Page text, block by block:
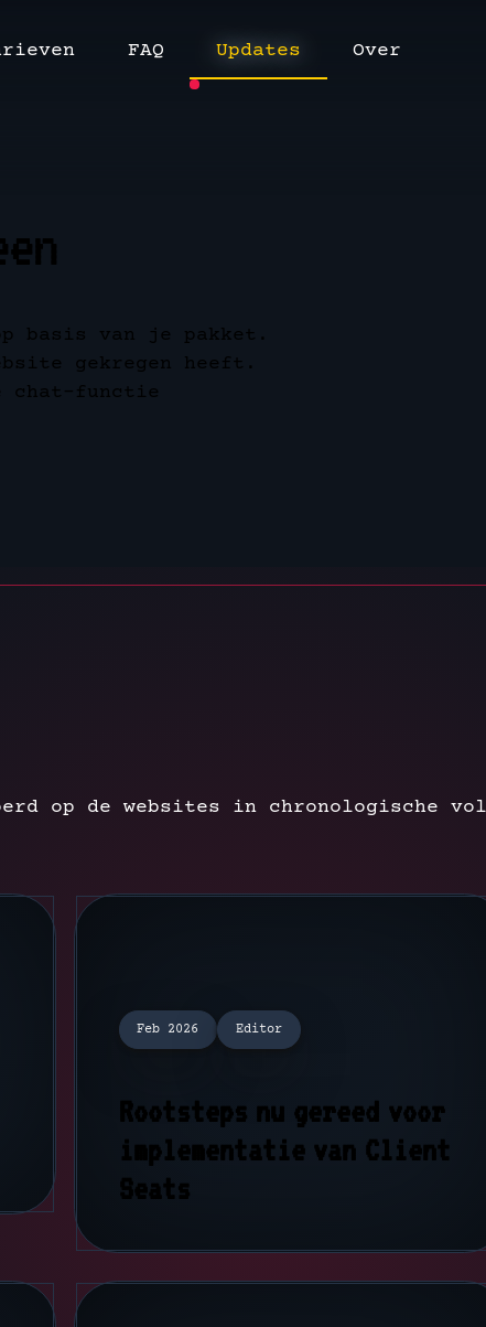
FAQ Updates Over
basis van je pakket.
gekregen heeft.
chat-functie
op de websites in chronologische
Feb 2026 Editor
Rootsteps nu gereed voor
implementatie van Client
Seats